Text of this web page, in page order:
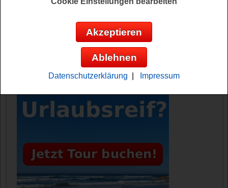
Bulls verlost 5x ein Tokee Lite 24 Fahrrad,
Anzeige:
Akzeptieren
Ablehnen
Datenschutzerklärung Impressum